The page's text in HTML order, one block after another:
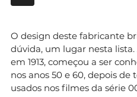
O design deste fabricante
dúvida, um lugar nesta lista.
em 1913, começou a ser
nos anos 50 e 60, depois
usados nos filmes da série